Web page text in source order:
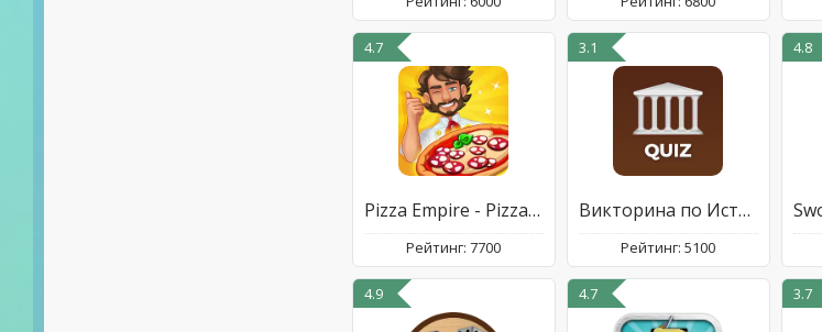
4.7
Pizza Empire - Pizza Restauran
Рейтинг: 7700
3.1
Викторина по Истории Мира
Рейтинг: 5100
4.8
4.9 4.7 3.7